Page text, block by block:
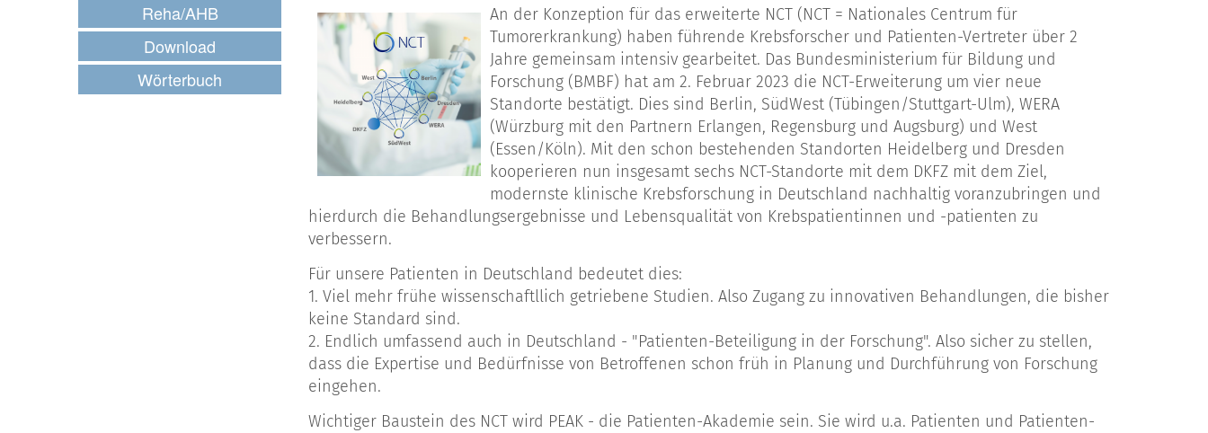
Reha/AHB
Download
Wörterbuch
An der Konzeption für das erweiterte NCT (NCT = Nationales Centrum für
Tumorerkrankung) haben führende Krebsforscher und Patienten-Vertreter über 2
Jahre gemeinsam intensiv gearbeitet. Das Bundesministerium für Bildung und
Forschung (BMBF) hat am 2. Februar 2023 die NCT-Erweiterung um vier neue
Standorte bestätigt. Dies sind Berlin, SüdWest (Tübingen/Stuttgart-Ulm), WERA
(Würzburg mit den Partnern Erlangen, Regensburg und Augsburg) und West
(Essen/Köln). Mit den schon bestehenden Standorten Heidelberg und Dresden
kooperieren nun insgesamt sechs NCT-Standorte mit dem DKFZ mit dem Ziel,
modernste klinische Krebsforschung in Deutschland nachhaltig voranzubringen und
hierdurch die Behandlungsergebnisse und Lebensqualität von Krebspatientinnen und -patienten zu
verbessern.
Für unsere Patienten in Deutschland bedeutet dies:
1. Viel mehr frühe wissenschaftllich getriebene Studien. Also Zugang zu innovativen Behandlungen, die bisher
keine Standard sind.
2. Endlich umfassend auch in Deutschland - "Patienten-Beteiligung in der Forschung". Also sicher zu stellen,
dass die Expertise und Bedürfnisse von Betroffenen schon früh in Planung und Durchführung von Forschung
eingehen.
Wichtiger Baustein des NCT wird PEAK - die Patienten-Akademie sein. Sie wird u.a. Patienten und Patienten-